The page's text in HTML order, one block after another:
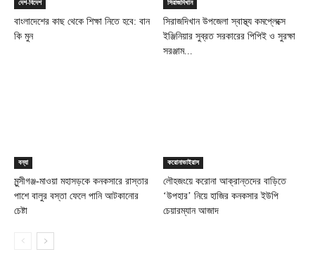
দেশ-বিদেশ
বাংলাদেশের কাছ থেকে শিক্ষা নিতে হবে: বান
কি মুন
সিরাজদিখান
সিরাজদিখান উপজেলা স্বাস্থ্য কমপ্লেক্সে
ইঞ্জিনিয়ার সুব্রত সরকারের পিপিই ও সুরক্ষা
সরঞ্জাম...
বন্যা
মুন্সীগঞ্জ-মাওয়া মহাসড়কে কনকসারে রাস্তার
পাশে বালুর বস্তা ফেলে পানি আটকানোর
চেষ্টা
করোনাভাইরাস
লৌহজংয়ে করোনা আক্রান্তদের বাড়িতে
‘উপহার’ নিয়ে হাজির কনকসার ইউপি
চেয়ারম্যান আজাদ